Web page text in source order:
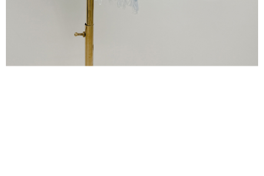
【Penerangan Kaedah Pembayaran】
1. Pembayaran ansuran tidak digabungkan dalam bil telekomunikasi,
"Pembayaran Ansuran Gogo" akan menghantar SMS peringatan
pembayaran selepas tarikh penyelesaian bulanan.
2. Melalui pautan SMS untuk membuka bil, anda boleh memilih untuk
membayar melalui "Kod bar kedai serbaneka / Kedai rasmi Taiwan